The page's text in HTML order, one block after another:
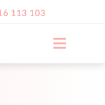
113 103